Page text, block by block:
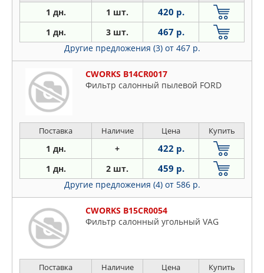
1 дн. 1 шт. 420 р.
1 дн. 3 шт. 467 р.
Другие предложения (3) от 467 р.
CWORKS B14CR0017
Фильтр салонный пылевой FORD
Поставка Наличие Цена Купить
1 дн. + 422 р.
1 дн. 2 шт. 459 р.
Другие предложения (4) от 586 р.
CWORKS B15CR0054
Фильтр салонный угольный VAG
Поставка Наличие Цена Купить